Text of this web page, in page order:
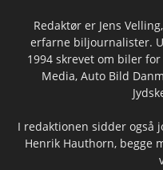
Redaktør er Jens
erfarne biljournalister.
1994 skrevet om biler
Media, Auto Bild
I redaktionen sidder også
Henrik Hauthorn, begge